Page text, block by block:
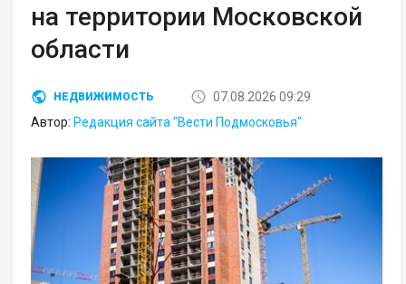
на территории Московской
области
НЕДВИЖИМОСТЬ
07.08.2026 09:29
Автор: Редакция сайта "Вести Подмосковья"